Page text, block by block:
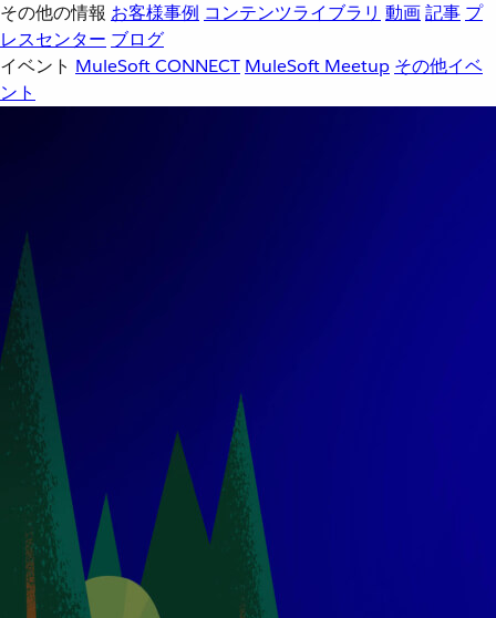
その他の情報 お客様事例 コンテンツライブラリ 動画記事 プ
レスセンター ブログ
イベント MuleSoft CONNECT MuleSoft Meetup その他イベ
ント